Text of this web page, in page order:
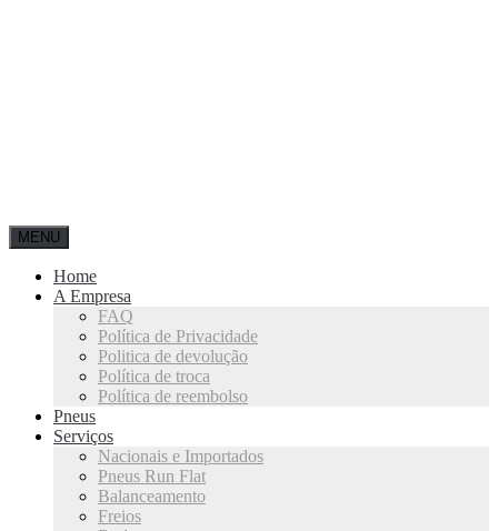
MENU
Home
A Empresa
FAQ
Política de Privacidade
Politica de devolução
Política de troca
Política de reembolso
Pneus
Serviços
Nacionais e Importados
Pneus Run Flat
Balanceamento
Freios